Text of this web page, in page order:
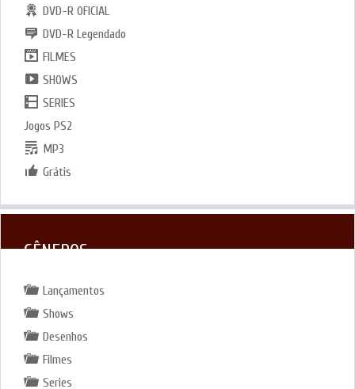
DVD-R OFICIAL
DVD-R Legendado
FILMES
SHOWS
SERIES
Jogos PS2
MP3
Grátis
GÊNEROS
Lançamentos
Shows
Desenhos
Filmes
Series